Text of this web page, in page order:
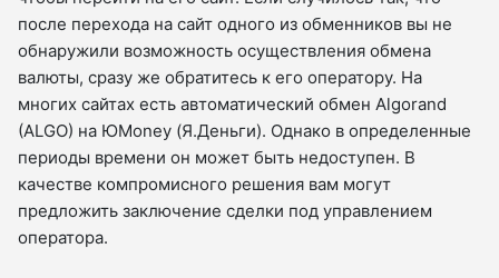
после перехода на сайт одного из обменников вы не
обнаружили возможность осуществления обмена
валюты, сразу же обратитесь к его оператору. На
многих сайтах есть автоматический обмен Algorand
(ALGO) на ЮMoney (Я.Деньги). Однако в определенные
периоды времени он может быть недоступен. В
качестве компромисного решения вам могут
предложить заключение сделки под управлением
оператора.